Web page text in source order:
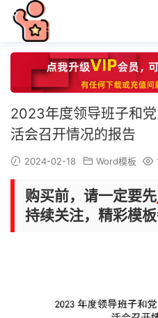
2023年度领导班子和
活会召开情况的报告
2024-02-18 Word模板
购买前，请一定要先
持续关注，精彩模